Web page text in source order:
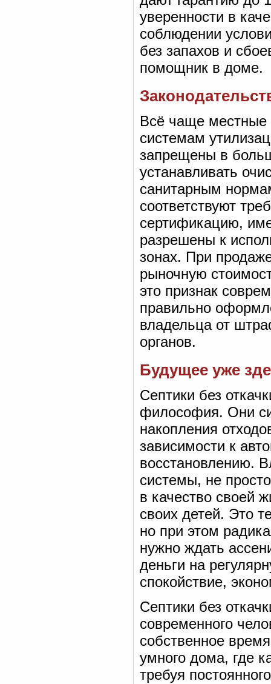
уверенности в
соблюдении
без запахов и
помощник в доме.
Всё чаще местные
системам
запрещены в
устанавливать
санитарным
соответствуют
сертификацию,
разрешены к
зонах. При
рыночную
это признак
правильно
владельца от
органов.
Будущее уже
Септики без
философия. Они
накопления
зависимости к
восстановлению.
системы, не
в качество своей
своих детей. Это
но при этом
нужно ждать
деньги на
спокойствие,
Септики без
современного
собственное
умного дома, где
требуя